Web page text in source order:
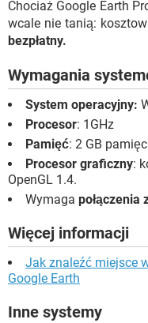
Chociaż Google Earth
wcale nie tanią:
bezpłatny.
Wymagania
System operacyjny:
Procesor: 1GHz
Pamięć: 2 GB
Procesor graficzny:
OpenGL 1.4.
Wymaga połączenia
Więcej informacji
Jak znaleźć miejsce
Google Earth
Inne systemy